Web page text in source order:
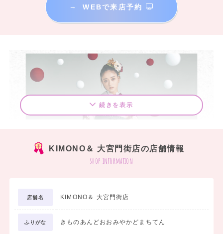
→ WEBで来店予約
続きを表示
KIMONO＆ 大宮門街店の店舗情報
shop information
店舗名 KIMONO＆ 大宮門街店
ふりがな きものあんどおおみやかどまちてん